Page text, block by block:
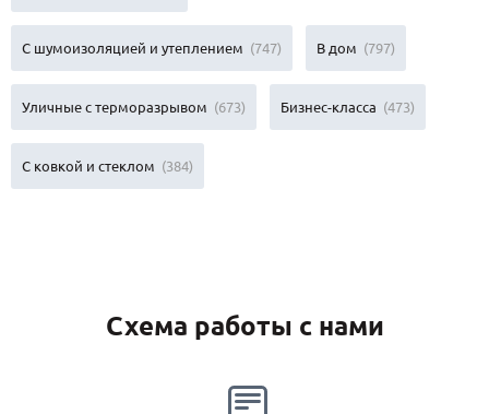
С шумоизоляцией и утеплением (747) В дом (797)
Уличные с терморазрывом (673) Бизнес-класса (473)
С ковкой и стеклом (384)
Схема работы с нами